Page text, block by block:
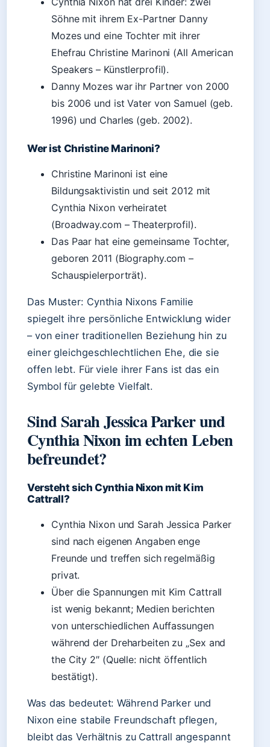
Söhne mit ihrem Ex-Partner Danny
Mozes und eine Tochter mit ihrer
Ehefrau Christine Marinoni (All American
Speakers – Künstlerprofil).
Danny Mozes war ihr Partner von 2000
bis 2006 und ist Vater von Samuel (geb.
1996) und Charles (geb. 2002).
Wer ist Christine Marinoni?
Christine Marinoni ist eine
Bildungsaktivistin und seit 2012 mit
Cynthia Nixon verheiratet
(Broadway.com – Theaterprofil).
Das Paar hat eine gemeinsame Tochter,
geboren 2011 (Biography.com –
Schauspielerporträt).
Das Muster: Cynthia Nixons Familie
spiegelt ihre persönliche Entwicklung wider
– von einer traditionellen Beziehung hin zu
einer gleichgeschlechtlichen Ehe, die sie
offen lebt. Für viele ihrer Fans ist das ein
Symbol für gelebte Vielfalt.
Sind Sarah Jessica Parker und
Cynthia Nixon im echten Leben
befreundet?
Versteht sich Cynthia Nixon mit Kim
Cattrall?
Cynthia Nixon und Sarah Jessica Parker
sind nach eigenen Angaben enge
Freunde und treffen sich regelmäßig
privat.
Über die Spannungen mit Kim Cattrall
ist wenig bekannt; Medien berichten
von unterschiedlichen Auffassungen
während der Dreharbeiten zu „Sex and
the City 2″ (Quelle: nicht öffentlich
bestätigt).
Was das bedeutet: Während Parker und
Nixon eine stabile Freundschaft pflegen,
bleibt das Verhältnis zu Cattrall angespannt